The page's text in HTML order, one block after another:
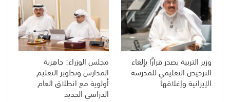
وزير التربية يصدر قرارًا بإلغاء
الترخيص التعليمي للمدرسة
الإيرانية وإغلاقها
مجلس الوزراء: جاهزية
المدارس وتطوير التعليم
أولوية مع انطلاق العام
الدراسي الجديد